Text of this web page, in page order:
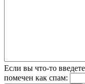
Если вы что-то
помечен как спам: